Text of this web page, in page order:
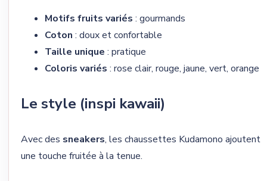
Motifs fruits variés : gourmands
Coton : doux et confortable
Taille unique : pratique
Coloris variés : rose clair, rouge, jaune, vert, orange
Le style (inspi kawaii)
Avec des sneakers, les chaussettes Kudamono ajoutent
une touche fruitée à la tenue.